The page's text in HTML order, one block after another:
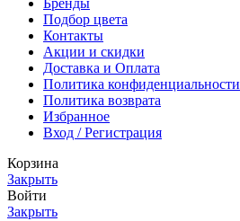
Бренды
Подбор цвета
Контакты
Акции и скидки
Доставка и Оплата
Политика конфиденциальности
Политика возврата
Избранное
Вход / Регистрация
Корзина
Закрыть
Войти
Закрыть